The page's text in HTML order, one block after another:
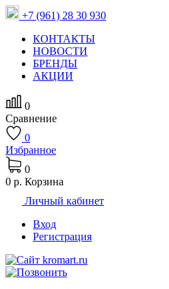
+7 (961) 28 30 930
КОНТАКТЫ
НОВОСТИ
БРЕНДЫ
АКЦИИ
0
Сравнение
0
Избранное
0
0 р. Корзина
Личный кабинет
Вход
Регистрация